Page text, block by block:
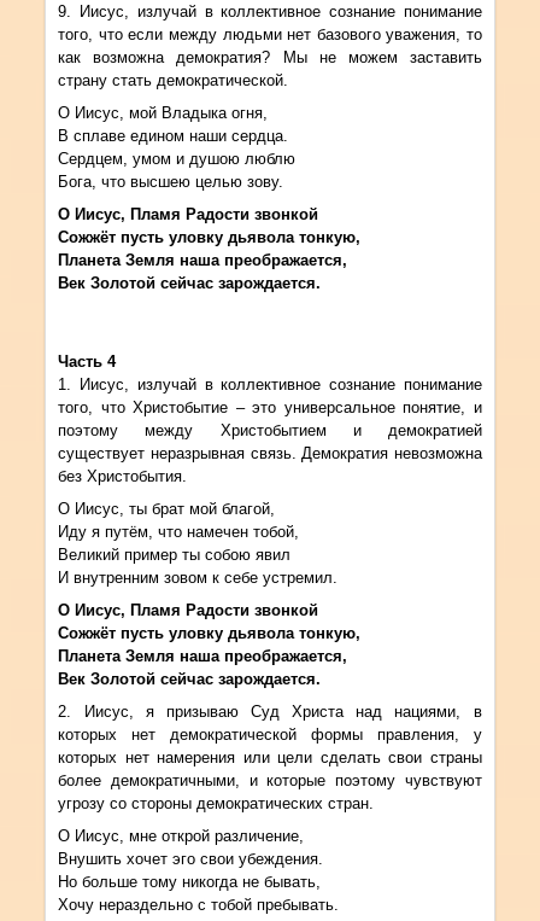
9. Иисус, излучай в коллективное сознание понимание
того, что если между людьми нет базового уважения, то
как возможна демократия? Мы не можем заставить
страну стать демократической.
О Иисус, мой Владыка огня,
В сплаве едином наши сердца.
Сердцем, умом и душою люблю
Бога, что высшею целью зову.
О Иисус, Пламя Радости звонкой
Сожжёт пусть уловку дьявола тонкую,
Планета Земля наша преображается,
Век Золотой сейчас зарождается.
Часть4
1. Иисус, излучай в коллективное сознание понимание
того, что Христобытие – это универсальное понятие, и
поэтому между Христобытием и демократией
существует неразрывная связь. Демократия невозможна
без Христобытия.
О Иисус, ты брат мой благой,
Иду я путём, что намечен тобой,
Великий пример ты собою явил
И внутренним зовом к себе устремил.
О Иисус, Пламя Радости звонкой
Сожжёт пусть уловку дьявола тонкую,
Планета Земля наша преображается,
Век Золотой сейчас зарождается.
2. Иисус, я призываю Суд Христа над нациями, в
которых нет демократической формы правления, у
которых нет намерения или цели сделать свои страны
более демократичными, и которые поэтому чувствуют
угрозу со стороны демократических стран.
О Иисус, мне открой различение,
Внушить хочет эго свои убеждения.
Но больше тому никогда не бывать,
Хочу нераздельно с тобой пребывать.